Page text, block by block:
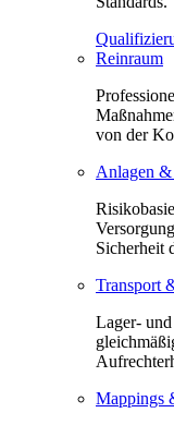
Reinraum
von der
Anlagen
Sicherheit
Transport
Lager-
Mappings